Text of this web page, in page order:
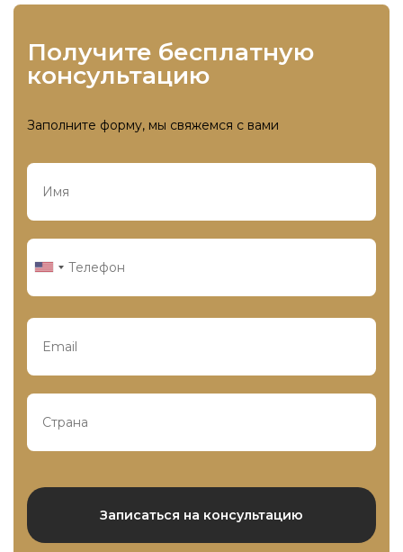
получите бесплатную
консультацию
Заполните форму, мы свяжемся с вами